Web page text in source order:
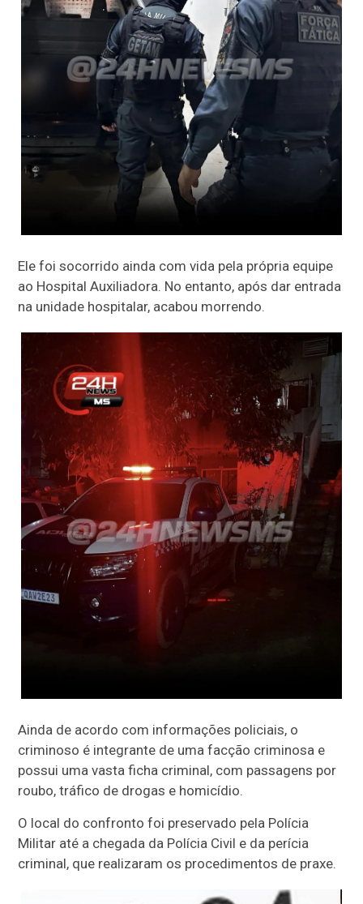
Ele foi socorrido ainda com vida pela própria equipe
ao Hospital Auxiliadora. No entanto, após dar entrada
na unidade hospitalar, acabou morrendo.
Ainda de acordo com informações policiais, o
criminoso é integrante de uma facção criminosa e
possui uma vasta ficha criminal, com passagens por
roubo, tráfico de drogas e homicídio.
O local do confronto foi preservado pela Polícia
Militar até a chegada da Polícia Civil e da perícia
criminal, que realizaram os procedimentos de praxe.